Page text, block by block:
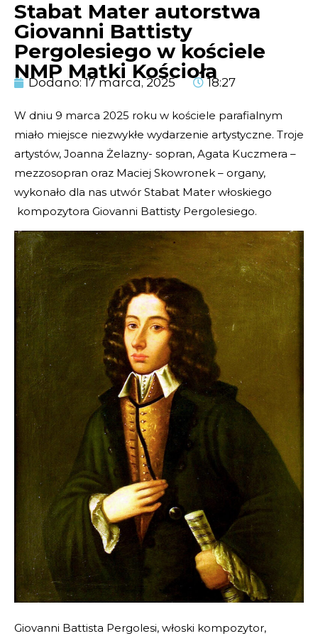
Stabat Mater autorstwa
Giovanni Battisty
Pergolesiego w kościele
NMP Matki Kościoła
Dodano:17 marca, 2025 18:27
W dniu 9 marca 2025 roku w kościele parafialnym
miało miejsce niezwykłe wydarzenie artystyczne. Troje
artystów, Joanna Żelazny- sopran, Agata Kuczmera –
mezzosopran oraz Maciej Skowronek – organy,
wykonało dla nas utwór Stabat Mater włoskiego
kompozytora Giovanni Battisty Pergolesiego.
Giovanni Battista Pergolesi, włoski kompozytor,